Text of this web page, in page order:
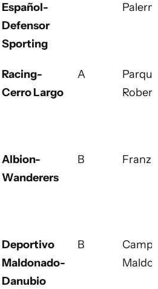
Español-
Defensor
Sporting
Racing-
Cerro Largo
A
Parque
Albion-
Wanderers
B
Deportivo
Maldonado-
Danubio
B